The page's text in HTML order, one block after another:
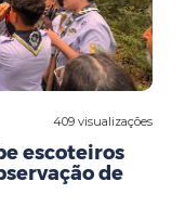
409 visualizações
escoteiros
de